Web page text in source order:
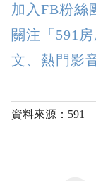
加入FB粉絲
關注「591
文、熱門影
資料來源：591